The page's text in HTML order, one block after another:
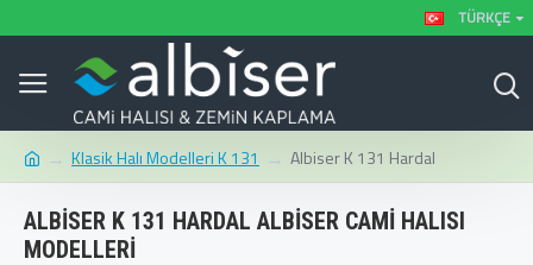
TÜRKÇE
Klasik Halı Modelleri K 131 Albiser K 131 Hardal
ALBISER K 131 HARDAL ALBISER CAMI HALISI
MODELLERI